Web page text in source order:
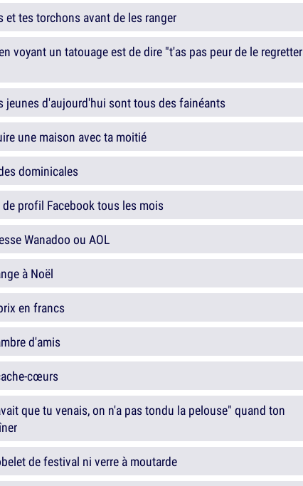
et tes torchons avant de les ranger
voyant un tatouage est de dire "t'as pas peur de le regretter
jeunes d'aujourd'hui sont tous des fainéants
une maison avec ta moitié
dominicales
profil Facebook tous les mois
Wanadoo ou AOL
à Noël
en francs
d'amis
cœurs
que tu venais, on n'a pas tondu la pelouse" quand ton
de festival ni verre à moutarde